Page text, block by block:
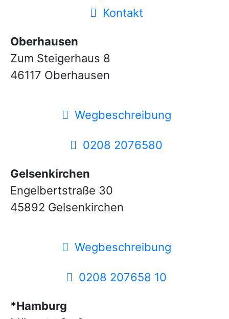
Kontakt
Oberhausen
Zum Steigerhaus 8
46117 Oberhausen
Wegbeschreibung
0208 2076580
Gelsenkirchen
Engelbertstraße 30
45892 Gelsenkirchen
Wegbeschreibung
0208 207658 10
*Hamburg